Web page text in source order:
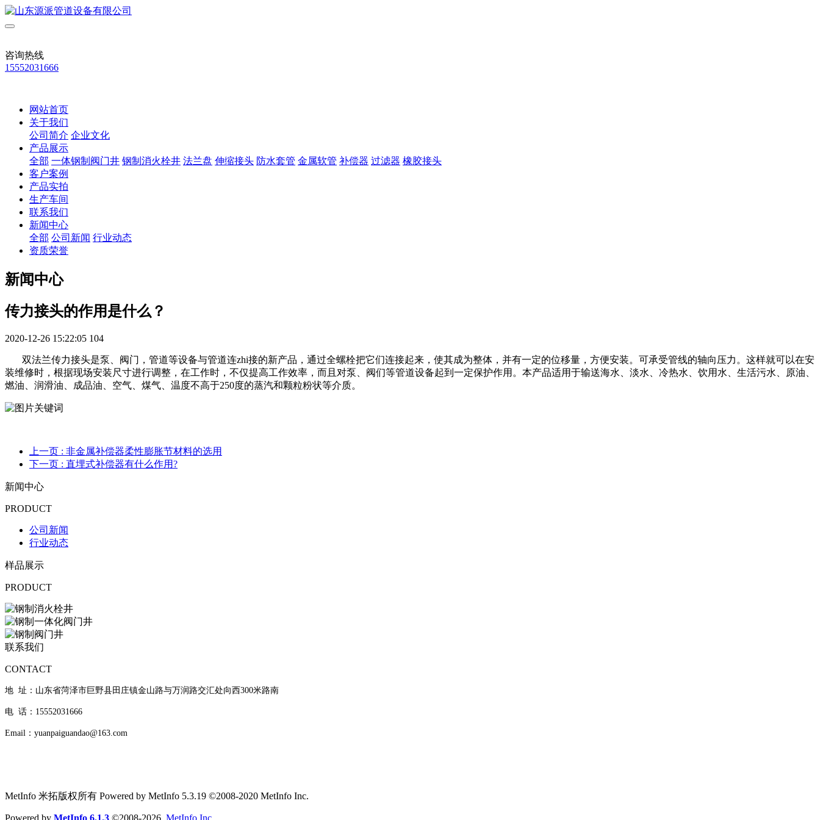
咨询热线
15552031666
网站首页
关于我们
公司简介 企业文化
产品展示
全部 一体钢制阀门井 钢制消火栓井 法兰盘 伸缩接头 防水套管 金属软管 补偿器 过滤器 橡胶接头
客户案例
产品实拍
生产车间
联系我们
新闻中心
全部 公司新闻 行业动态
资质荣誉
新闻中心
传力接头的作用是什么？
2020-12-26 15:22:05 104
双法兰传力接头是泵、阀门，管道等设备与管道连zhi接的新产品，通过全螺栓把它们连接起来，使其成为整体，并有一定的位移量，方便安装。可承受管线的轴向压力。这样就可以在安
装维修时，根据现场安装尺寸进行调整，在工作时，不仅提高工作效率，而且对泵、阀们等管道设备起到一定保护作用。本产品适用于输送海水、淡水、冷热水、饮用水、生活污水、原油、
燃油、润滑油、成品油、空气、煤气、温度不高于250度的蒸汽和颗粒粉状等介质。
上一页 : 非金属补偿器柔性膨胀节材料的选用
下一页 : 直埋式补偿器有什么作用?
新闻中心
PRODUCT
公司新闻
行业动态
样品展示
PRODUCT
联系我们
CONTACT
地 址：山东省菏泽市巨野县田庄镇金山路与万润路交汇处向西300米路南
电 话：15552031666
Email：yuanpaiguandao@163.com
MetInfo 米拓版权所有 Powered by MetInfo 5.3.19 ©2008-2020 MetInfo Inc.
Powered by MetInfo 6.1.3 ©2008-2026 MetInfo Inc.